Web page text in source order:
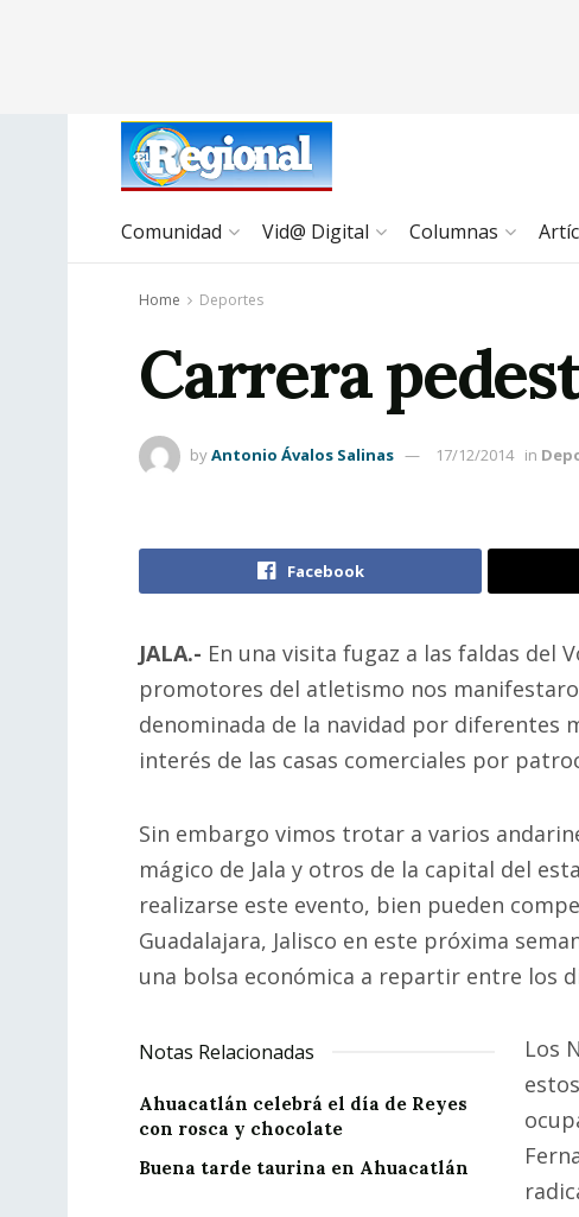
Comunidad Vid@ Digital Columnas
Home Deportes
Carrera
byAntonio Ávalos Salinas 17/12/2014 in
Facebook
JALA.- En una visita fugaz a las faldas del
promotores del atletismo nos
denominada de la navidad por diferentes
interés de las casas comerciales por
Sin embargo vimos trotar a varios
mágico de Jala y otros de la capital del
realizarse este evento, bien pueden
Guadalajara, Jalisco en este próxima
una bolsa económica a repartir entre los
Notas Relacionadas
Ahuacatlán celebrá el día de Reyes
con rosca y chocolate
Buena tarde taurina en Ahuacatlán
Los